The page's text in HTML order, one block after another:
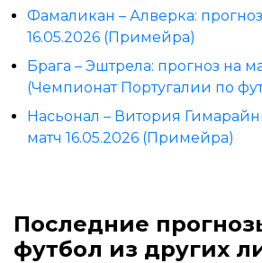
Фамаликан – Алверка:
16.05.2026 (Примейра)
Брага – Эштрела: прогноз на
(Чемпионат Португалии по
Насьонал – Витория
матч 16.05.2026 (Примейра)
Последние
футбол из других